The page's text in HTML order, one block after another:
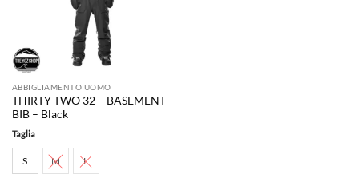
ABBIGLIAMENTO UOMO
THIRTY TWO 32 – BASEMENT
BIB – Black
Taglia
S M L